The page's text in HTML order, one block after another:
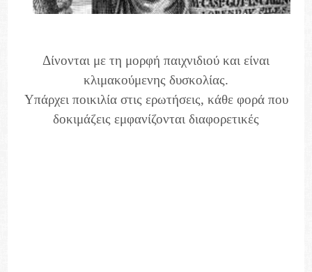
Δίνονται με τη μορφή παιχνιδιού και είναι
κλιμακούμενης δυσκολίας.
Υπάρχει ποικιλία στις ερωτήσεις, κάθε φορά που
δοκιμάζεις εμφανίζονται διαφορετικές